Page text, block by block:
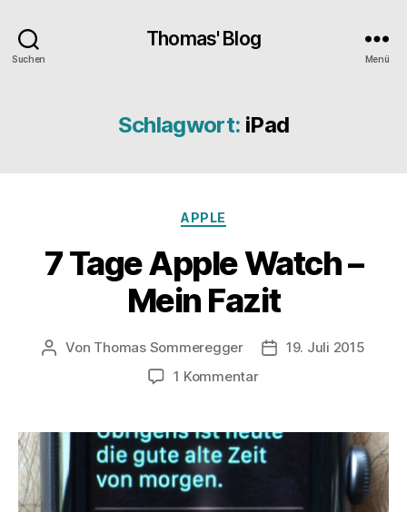
Suchen
Thomas' Blog
Menü
Schlagwort: iPad
Kategorien
APPLE
7 Tage Apple Watch –
Mein Fazit
Beitragsautor
Von Thomas Sommeregger
19. Juli 2015
1 Kommentarzu
Apple
Watch